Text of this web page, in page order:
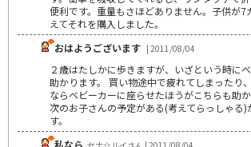
便利です。重量もさほどありません。子供が7
えてそれを購入しました。
おはようございます | 2011/08/04
２歳はたしかに歩きますが、いざという時に
助かります。 買い物途中で疲れてしまったり
ならベビーカーに座らせたほうがこちらも助か
次のお子さんの予定がある(考えてらっしゃる)
す。
私なら